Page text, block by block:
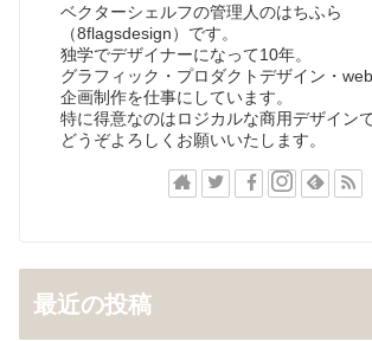
ベクターシェルフの管理人のはちふら
（8flagsdesign）です。
独学でデザイナーになって10年。
グラフィック・プロダクトデザイン・
企画制作を仕事にしています。
特に得意なのはロジカルな商用デザインで
どうぞよろしくお願いいたします。
最近の投稿